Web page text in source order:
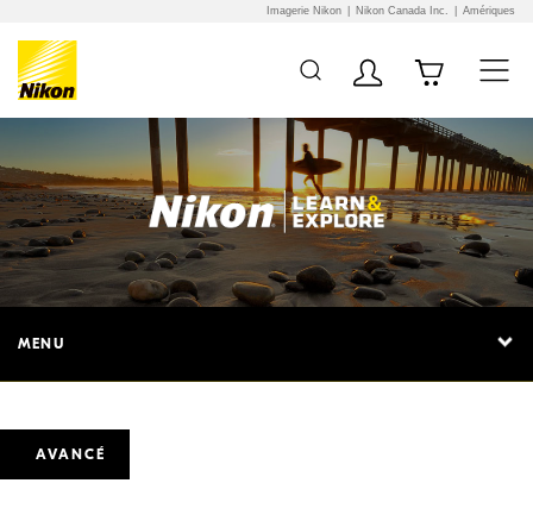
Imagerie Nikon Nikon Canada Inc. Amériques
MENU
AVANCÉ